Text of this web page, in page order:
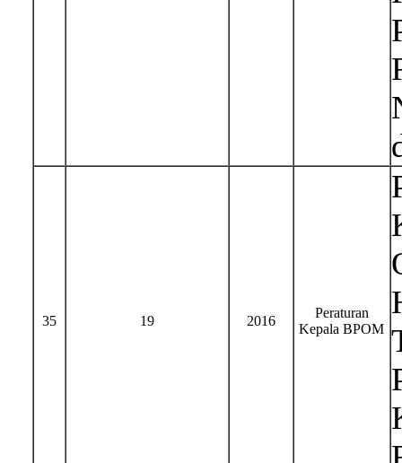
35 19 2016
Peraturan
Kepala BPOM